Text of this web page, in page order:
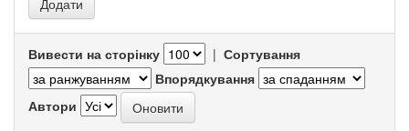
Вивести на сторінку | Сортування
Впорядкування
Автори